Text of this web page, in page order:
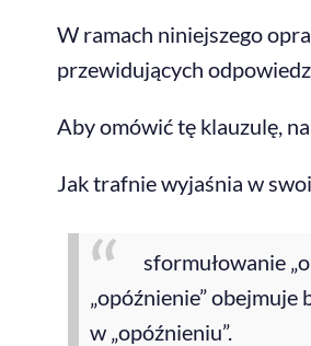
W ramach niniejszego
przewidujących
Aby omówić tę klauzulę,
Jak trafnie wyjaśnia w
sformułowanie
„opóźnienie”
w „opóźnieniu”.